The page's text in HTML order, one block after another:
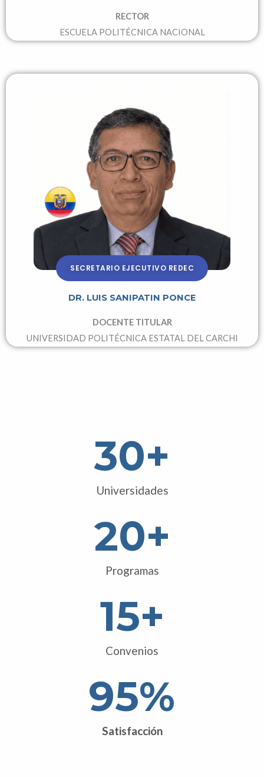
RECTOR
ESCUELA POLITÉCNICA NACIONAL
SECRETARIO EJECUTIVO REDEC
DR. LUIS SANIPATIN PONCE
DOCENTE TITULAR
UNIVERSIDAD POLITÉCNICA ESTATAL DEL CARCHI
Universidades
30+
Programas
20+
Convenios
15+
Satisfacción
95%